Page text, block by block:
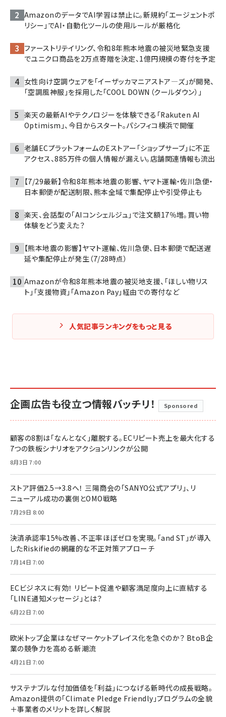
AmazonのデータでAI学習は禁止に。新規約「エージェントポ
リシー」でAI・自動化ツールの使用ルールが厳格化
ファーストリテイリング、令和8年熊本地震の被災地緊急支援
でユニクロ商品を2万点寄贈を決定、1億円規模の寄付を予定
女性向け空調ウェアを「イーザッカマニアストア―ズ」が開発、
「空調風神服」を採用した「COOL DOWN（クールダウン）」
楽天の最新AIやテクノロジーを体験できる「Rakuten AI
Optimism」、今日からスタート。パシフィコ横浜で開催
老舗ECプラットフォームのEストアー「ショップサーブ」に不正
アクセス、885万件の個人情報が漏えい。店舗関連情報も流出
【7/29最新】令和8年熊本地震の影響、ヤマト運輸・佐川急便・
日本郵便が配送制限、熊本全域で集配停止や引受停止も
楽天、会話型の「AIコンシェルジュ」で注文額17％増。買い物
体験をどう変えた？
【熊本地震の影響】ヤマト運輸、佐川急便、日本郵便で配送遅
延や集配停止が発生（7/28時点）
Amazonが令和8年熊本地震の被災地支援、「ほしい物リス
ト」「支援物資」「Amazon Pay」経由での寄付など
人気記事ランキングをもっと見る
企画広告も役立つ情報バッチリ！ Sponsored
顧客の8割は「なんとなく」離脱する。ECリピート売上を最大化する
7つの鉄板シナリオをアクションリンクが公開
8月3日 7:00
ストア評価2.5→3.8へ！ 三陽商会の「SANYO公式アプリ」、リ
ニューアル成功の裏側とOMO戦略
7月29日 8:00
決済承認率15%改善、不正率ほぼゼロを実現。「and ST」が導入
したRiskifiedの網羅的な不正対策アプローチ
7月14日 7:00
ECビジネスに有効！ リピート促進や顧客満足度向上に直結する
「LINE通知メッセージ」とは？
6月22日 7:00
欧米トップ企業はなぜマーケットプレイス化を急ぐのか？ BtoB企
業の競争力を高める新潮流
4月21日 7:00
サステナブルな付加価値を「利益」につなげる新時代の成長戦略。
Amazon提供の「Climate Pledge Friendly」プログラムの全貌
＋事業者のメリットを詳しく解説